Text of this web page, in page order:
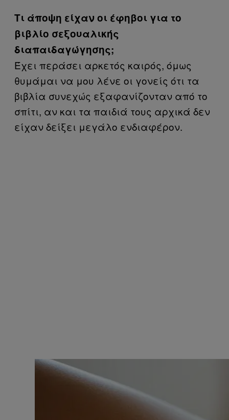
Τι άποψη είχαν οι έφηβοι για το
βιβλίο σεξουαλικής
διαπαιδαγώγησης;
Έχει περάσει αρκετός καιρός, όμως
θυμάμαι να μου λένε οι γονείς ότι τα
βιβλία συνεχώς εξαφανίζονταν από το
σπίτι, αν και τα παιδιά τους αρχικά δεν
είχαν δείξει μεγάλο ενδιαφέρον.